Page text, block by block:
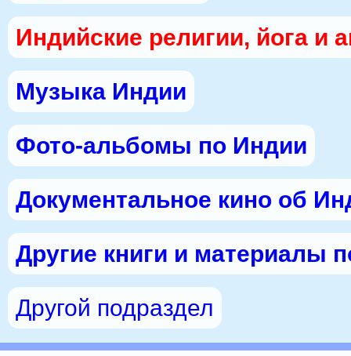
Индийские религии, йога и
Музыка Индии
Фото-альбомы по Индии
Документальное кино об
Другие книги и материалы
Другой подраздел